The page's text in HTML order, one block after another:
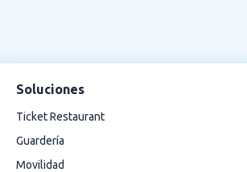
Soluciones
Ticket Restaurant
Guardería
Movilidad